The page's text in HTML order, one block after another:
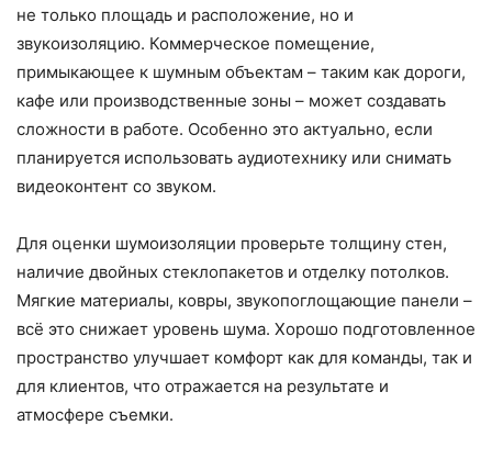
не только площадь и расположение, но и
звукоизоляцию. Коммерческое помещение,
примыкающее к шумным объектам – таким как дороги,
кафе или производственные зоны – может создавать
сложности в работе. Особенно это актуально, если
планируется использовать аудиотехнику или снимать
видеоконтент со звуком.
Для оценки шумоизоляции проверьте толщину стен,
наличие двойных стеклопакетов и отделку потолков.
Мягкие материалы, ковры, звукопоглощающие панели –
всё это снижает уровень шума. Хорошо подготовленное
пространство улучшает комфорт как для команды, так и
для клиентов, что отражается на результате и
атмосфере съемки.